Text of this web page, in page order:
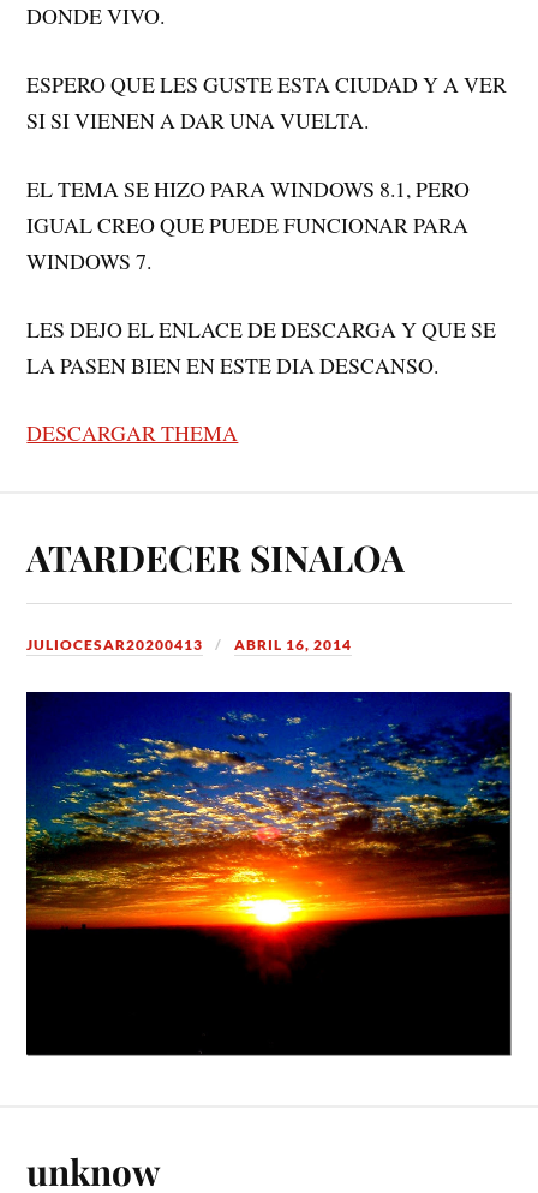
DONDE VIVO.
ESPERO QUE LES GUSTE ESTA CIUDAD Y A VER
SI SI VIENEN A DAR UNA VUELTA.
EL TEMA SE HIZO PARA WINDOWS 8.1, PERO
IGUAL CREO QUE PUEDE FUNCIONAR PARA
WINDOWS 7.
LES DEJO EL ENLACE DE DESCARGA Y QUE SE
LA PASEN BIEN EN ESTE DIA DESCANSO.
DESCARGAR THEMA
ATARDECER SINALOA
JULIOCESAR20200413 ABRIL 16, 2014
unknow